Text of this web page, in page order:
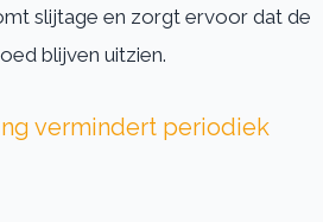
slijtage en zorgt ervoor dat de
blijven uitzien.
vermindert periodiek